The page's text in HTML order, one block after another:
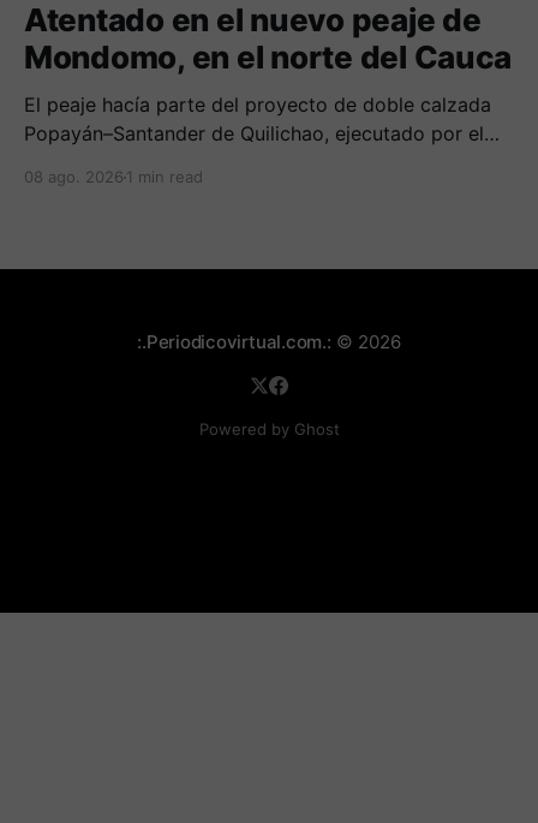
Atentado en el nuevo peaje de
Mondomo, en el norte del Cauca
El peaje hacía parte del proyecto de doble calzada
Popayán–Santander de Quilichao, ejecutado por el
08 ago. 2026 1 min read
:.Periodicovirtual.com.: © 2026
Powered by Ghost